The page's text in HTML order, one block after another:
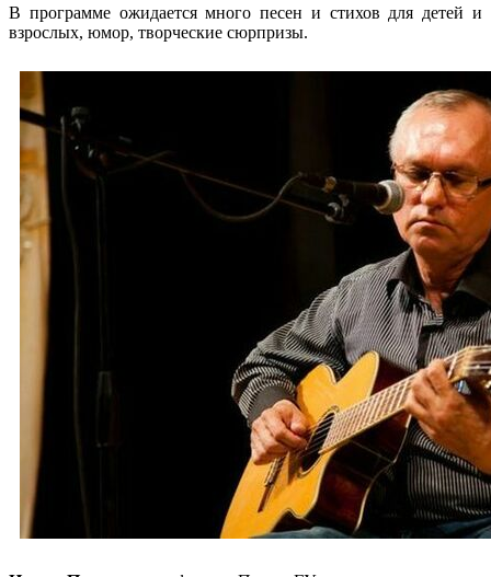
В программе ожидается много песен и стихов для детей и
взрослых, юмор, творческие сюрпризы.